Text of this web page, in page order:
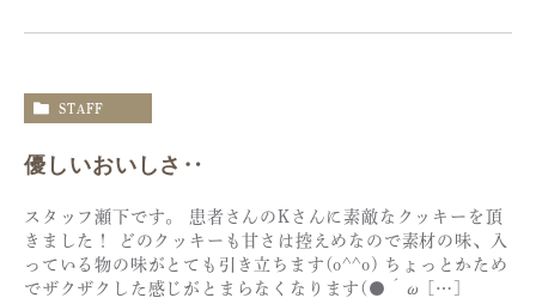
STAFF
優しいおいしさ‥
スタッフ瀬下です。 患者さんのKさんに素敵なクッキーを頂
きました！ どのクッキーも甘さは控えめなので素材の味、入
っている物の味がとても引き立ちます(o^^o) ちょっとかため
でザクザクした感じがとまらなくなります(●´ω […]